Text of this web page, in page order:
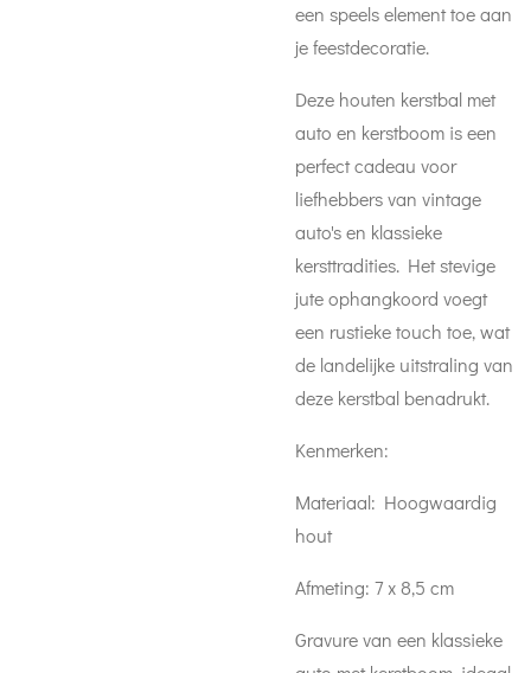
een speels element toe aan
je feestdecoratie.
Deze houten kerstbal met
auto en kerstboom is een
perfect cadeau voor
liefhebbers van vintage
auto's en klassieke
kersttradities. Het stevige
jute ophangkoord voegt
een rustieke touch toe, wat
de landelijke uitstraling van
deze kerstbal benadrukt.
Kenmerken:
Materiaal: Hoogwaardig
hout
Afmeting: 7 x 8,5 cm
Gravure van een klassieke